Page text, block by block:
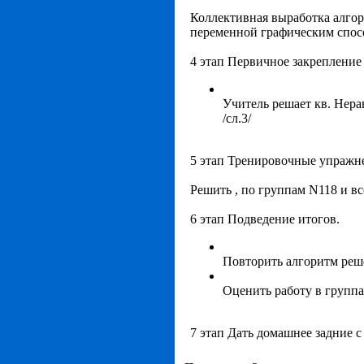
Коллективная выработка
переменной графическим
4 этап Первичное
Учитель решает кв.
/сл.3/
5 этап Тренировочные
Решить , по группам N118 и
6 этап Подведение итогов.
Повторить алгоритм
Оценить работу в
7 этап Дать домашнее задние